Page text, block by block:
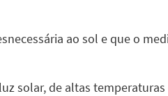
ao sol e que o
solar, de altas